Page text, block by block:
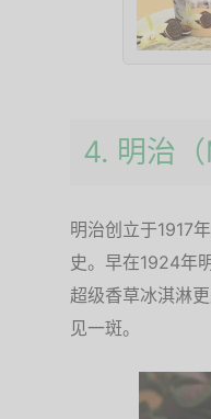
4. 明治（
明治创立于1917
史。早在1924年
超级香草冰淇淋
见一斑。